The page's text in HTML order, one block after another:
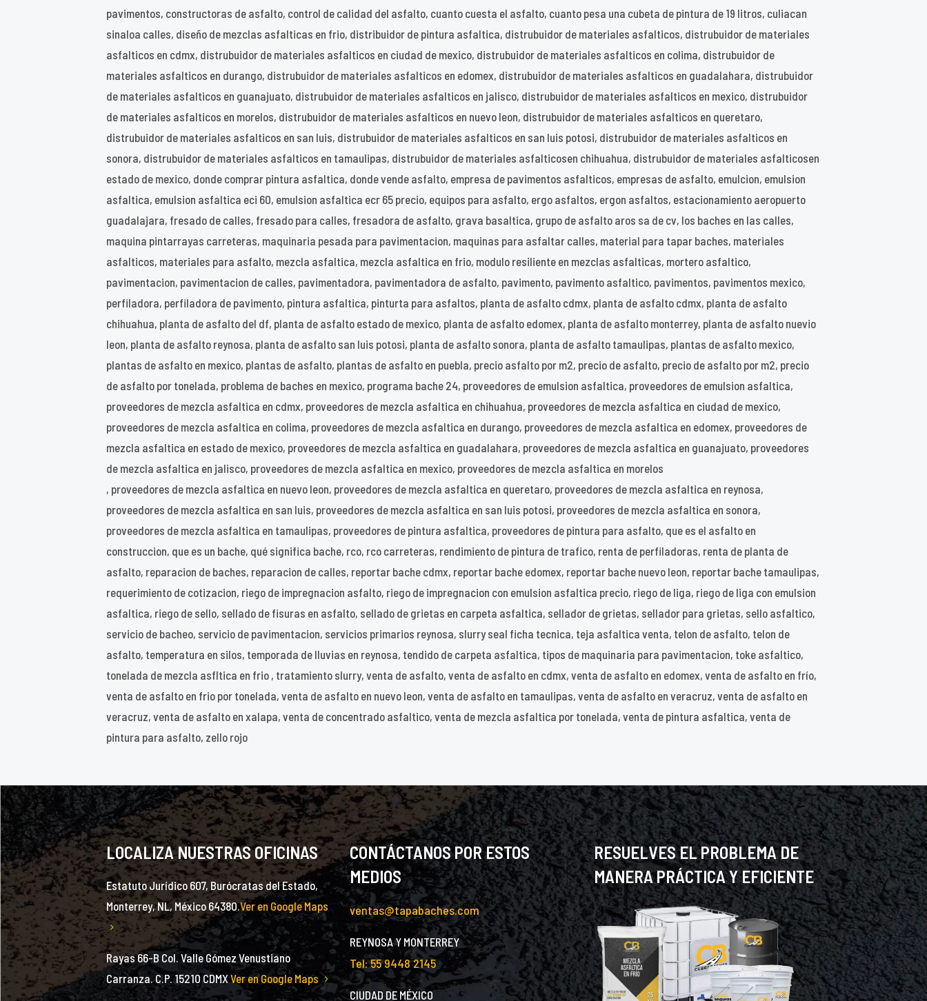
pavimentos, constructoras de asfalto, control de calidad del asfalto, cuanto cuesta el asfalto, cuanto pesa una cubeta de pintura de 19 litros, culiacan
sinaloa calles, diseño de mezclas asfalticas en frio, distribuidor de pintura asfaltica, distrubuidor de materiales asfalticos, distrubuidor de materiales
asfalticos en cdmx, distrubuidor de materiales asfalticos en ciudad de mexico, distrubuidor de materiales asfalticos en colima, distrubuidor de
materiales asfalticos en durango, distrubuidor de materiales asfalticos en edomex, distrubuidor de materiales asfalticos en guadalahara, distrubuidor
de materiales asfalticos en guanajuato, distrubuidor de materiales asfalticos en jalisco, distrubuidor de materiales asfalticos en mexico, distrubuidor
de materiales asfalticos en morelos, distrubuidor de materiales asfalticos en nuevo leon, distrubuidor de materiales asfalticos en queretaro,
distrubuidor de materiales asfalticos en san luis, distrubuidor de materiales asfalticos en san luis potosi, distrubuidor de materiales asfalticos en
sonora, distrubuidor de materiales asfalticos en tamaulipas, distrubuidor de materiales asfalticosen chihuahua, distrubuidor de materiales asfalticosen
estado de mexico, donde comprar pintura asfaltica, donde vende asfalto, empresa de pavimentos asfalticos, empresas de asfalto, emulcion, emulsion
asfaltica, emulsion asfaltica eci 60, emulsion asfaltica ecr 65 precio, equipos para asfalto, ergo asfaltos, ergon asfaltos, estacionamiento aeropuerto
guadalajara, fresado de calles, fresado para calles, fresadora de asfalto, grava basaltica, grupo de asfalto aros sa de cv, los baches en las calles,
maquina pintarrayas carreteras, maquinaria pesada para pavimentacion, maquinas para asfaltar calles, material para tapar baches, materiales
asfalticos, materiales para asfalto, mezcla asfaltica, mezcla asfaltica en frio, modulo resiliente en mezclas asfalticas, mortero asfaltico,
pavimentacion, pavimentacion de calles, pavimentadora, pavimentadora de asfalto, pavimento, pavimento asfaltico, pavimentos, pavimentos mexico,
perfiladora, perfiladora de pavimento, pintura asfaltica, pinturta para asfaltos, planta de asfalto cdmx, planta de asfalto cdmx, planta de asfalto
chihuahua, planta de asfalto del df, planta de asfalto estado de mexico, planta de asfalto edomex, planta de asfalto monterrey, planta de asfalto nuevio
leon, planta de asfalto reynosa, planta de asfalto san luis potosi, planta de asfalto sonora, planta de asfalto tamaulipas, plantas de asfalto mexico,
plantas de asfalto en mexico, plantas de asfalto, plantas de asfalto en puebla, precio asfalto por m2, precio de asfalto, precio de asfalto por m2, precio
de asfalto por tonelada, problema de baches en mexico, programa bache 24, proveedores de emulsion asfaltica, proveedores de emulsion asfaltica,
proveedores de mezcla asfaltica en cdmx, proveedores de mezcla asfaltica en chihuahua, proveedores de mezcla asfaltica en ciudad de mexico,
proveedores de mezcla asfaltica en colima, proveedores de mezcla asfaltica en durango, proveedores de mezcla asfaltica en edomex, proveedores de
mezcla asfaltica en estado de mexico, proveedores de mezcla asfaltica en guadalahara, proveedores de mezcla asfaltica en guanajuato, proveedores
de mezcla asfaltica en jalisco, proveedores de mezcla asfaltica en mexico, proveedores de mezcla asfaltica en morelos
, proveedores de mezcla asfaltica en nuevo leon, proveedores de mezcla asfaltica en queretaro, proveedores de mezcla asfaltica en reynosa,
proveedores de mezcla asfaltica en san luis, proveedores de mezcla asfaltica en san luis potosi, proveedores de mezcla asfaltica en sonora,
proveedores de mezcla asfaltica en tamaulipas, proveedores de pintura asfaltica, proveedores de pintura para asfalto, que es el asfalto en
construccion, que es un bache, qué significa bache, rco, rco carreteras, rendimiento de pintura de trafico, renta de perfiladoras, renta de planta de
asfalto, reparacion de baches, reparacion de calles, reportar bache cdmx, reportar bache edomex, reportar bache nuevo leon, reportar bache tamaulipas,
requerimiento de cotizacion, riego de impregnacion asfalto, riego de impregnacion con emulsion asfaltica precio, riego de liga, riego de liga con emulsion
asfaltica, riego de sello, sellado de fisuras en asfalto, sellado de grietas en carpeta asfaltica, sellador de grietas, sellador para grietas, sello asfaltico,
servicio de bacheo, servicio de pavimentacion, servicios primarios reynosa, slurry seal ficha tecnica, teja asfaltica venta, telon de asfalto, telon de
asfalto, temperatura en silos, temporada de lluvias en reynosa, tendido de carpeta asfaltica, tipos de maquinaria para pavimentacion, toke asfaltico,
tonelada de mezcla asfltica en frio , tratamiento slurry, venta de asfalto, venta de asfalto en cdmx, venta de asfalto en edomex, venta de asfalto en frío,
venta de asfalto en frio por tonelada, venta de asfalto en nuevo leon, venta de asfalto en tamaulipas, venta de asfalto en veracruz, venta de asfalto en
veracruz, venta de asfalto en xalapa, venta de concentrado asfaltico, venta de mezcla asfaltica por tonelada, venta de pintura asfaltica, venta de
pintura para asfalto, zello rojo
LOCALIZA NUESTRAS OFICINAS
Estatuto Jurídico 607, Burócratas del Estado,
Monterrey, NL, México 64380.Ver en Google Maps
Rayas 66-B Col. Valle Gómez Venustiano
Carranza. C.P. 15210 CDMXVer en Google Maps
CONTÁCTANOS POR ESTOS
MEDIOS
ventas@tapabaches.com
REYNOSA Y MONTERREY
Tel: 55 9448 2145
CIUDAD DE MÉXICO
RESUELVES EL PROBLEMA DE
MANERA PRÁCTICA Y EFICIENTE